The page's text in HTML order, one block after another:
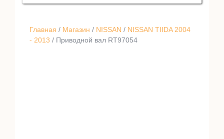
Главная / Магазин / NISSAN / NISSAN TIIDA 2004
- 2013 / Приводной вал RT97054